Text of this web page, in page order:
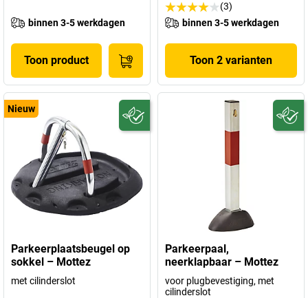
binnen 3-5 werkdagen
Toon product
(3)
binnen 3-5 werkdagen
Toon 2 varianten
Nieuw
Parkeerplaatsbeugel op
sokkel – Mottez
met cilinderslot
Parkeerpaal,
neerklapbaar – Mottez
voor plugbevestiging, met
cilinderslot